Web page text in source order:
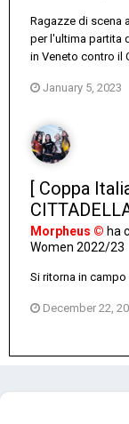
Ragazze di scena
per l'ultima partita
in Veneto contro il
January 5, 2023
[ Coppa
Morpheus © ha
Women 2022/23
Si ritorna in
December 22,